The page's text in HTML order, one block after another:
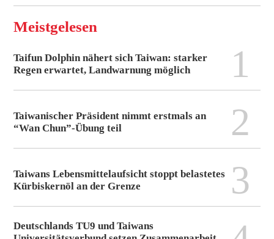
Meistgelesen
Taifun Dolphin nähert sich Taiwan: starker
Regen erwartet, Landwarnung möglich
1
Taiwanischer Präsident nimmt erstmals an
“Wan Chun”-Übung teil
2
Taiwans Lebensmittelaufsicht stoppt belastetes
Kürbiskernöl an der Grenze
3
Deutschlands TU9 und Taiwans